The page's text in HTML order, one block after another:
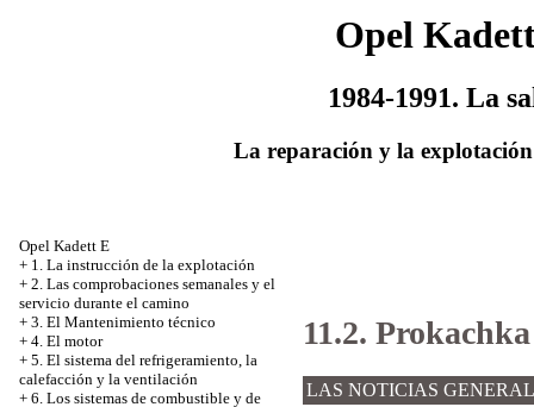
Opel
1984-1991. La
La reparación y la
Opel Kadett E
+ 1. La instrucción de la explotación
+ 2. Las comprobaciones semanales y el
servicio durante el camino
+ 3. El Mantenimiento técnico
+ 4. El motor
+ 5. El sistema del refrigeramiento, la
calefacción y la ventilación
+ 6. Los sistemas de combustible y de
11.2.
LAS NOTICIAS